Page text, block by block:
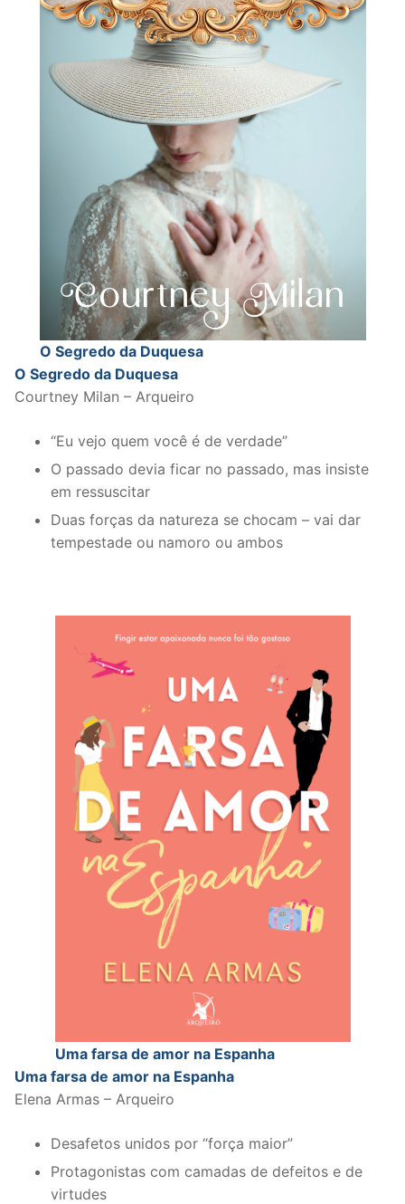
O Segredo da Duquesa
O Segredo da Duquesa
Courtney Milan – Arqueiro
“Eu vejo quem você é de verdade”
O passado devia ficar no passado, mas insiste
em ressuscitar
Duas forças da natureza se chocam – vai dar
tempestade ou namoro ou ambos
Uma farsa de amor na Espanha
Uma farsa de amor na Espanha
Elena Armas – Arqueiro
Desafetos unidos por “força maior”
Protagonistas com camadas de defeitos e de
virtudes